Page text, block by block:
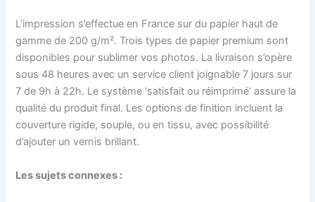
L’impression s’effectue en France sur du papier haut de
gamme de 200 g/m². Trois types de papier premium sont
disponibles pour sublimer vos photos. La livraison s’opère
sous 48 heures avec un service client joignable 7 jours sur
7 de 9h à 22h. Le système ‘satisfait ou réimprimé’ assure la
qualité du produit final. Les options de finition incluent la
couverture rigide, souple, ou en tissu, avec possibilité
d’ajouter un vernis brillant.
Les sujets connexes :